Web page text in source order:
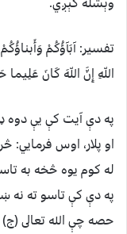
تفسیر: آبَآؤُكُمْ
اللّهِ إِنَّ اللّهَ كَانَ عَلِيما
په دې آيت کې يې دوه
او پلار، اوس
له کوم يوه څخه به
په دې کې تاسو ته نه
حصه چې الله تعالى